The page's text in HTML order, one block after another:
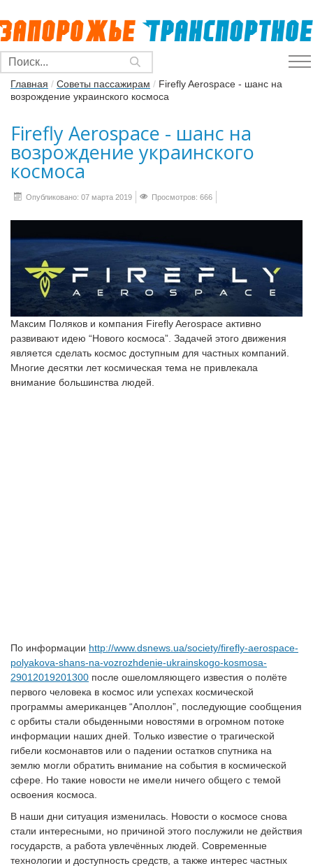
Главная / Советы пассажирам / Firefly Aerospace - шанс на
возрождение украинского космоса
Firefly Aerospace - шанс на
возрождение украинского
космоса
Опубликовано: 07 марта 2019 Просмотров: 666
Максим Поляков и компания Firefly Aerospace активно
развивают идею “Нового космоса”. Задачей этого движения
является сделать космос доступным для частных компаний.
Многие десятки лет космическая тема не привлекала
внимание большинства людей.
По информации http://www.dsnews.ua/society/firefly-aerospace-
polyakova-shans-na-vozrozhdenie-ukrainskogo-kosmosa-
29012019201300 после ошеломляющего известия о полёте
первого человека в космос или успехах космической
программы американцев “Аполлон”, последующие сообщения
с орбиты стали обыденными новостями в огромном потоке
информации наших дней. Только известие о трагической
гибели космонавтов или о падении остатков спутника на
землю могли обратить внимание на события в космической
сфере. Но такие новости не имели ничего общего с темой
освоения космоса.
В наши дни ситуация изменилась. Новости о космосе снова
стали интересными, но причиной этого послужили не действия
государств, а работа увлечённых людей. Современные
технологии и доступность средств, а также интерес частных